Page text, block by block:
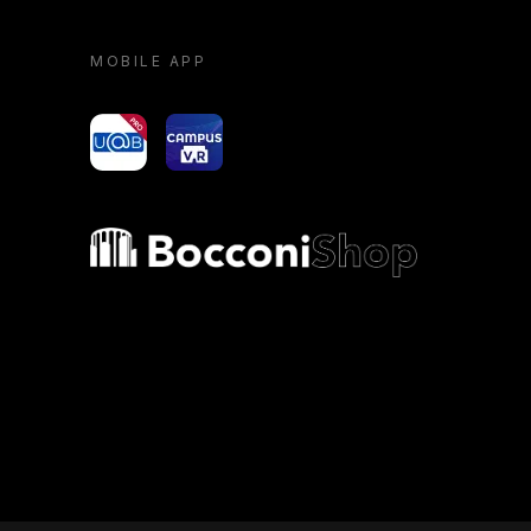
MOBILE APP
yoU@B Campus VR
Bocconi shop